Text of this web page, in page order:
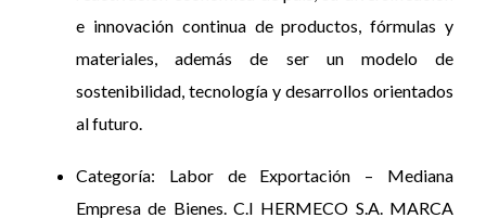
e innovación continua de productos, fórmulas y
materiales, además de ser un modelo de
sostenibilidad, tecnología y desarrollos orientados
al futuro.
Categoría: Labor de Exportación – Mediana
Empresa de Bienes. C.I HERMECO S.A. MARCA